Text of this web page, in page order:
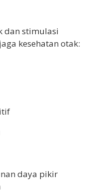
dan stimulasi
kesehatan otak:
daya pikir